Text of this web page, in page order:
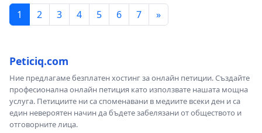
1 2 3 4 5 6 7 »
Peticiq.com
Ние предлагаме безплатен хостинг за онлайн петиции. Създайте
професионална онлайн петиция като използвате нашата мощна
услуга. Петициите ни са споменавани в медиите всеки ден и са
един невероятен начин да бъдете забелязани от обществото и
отговорните лица.